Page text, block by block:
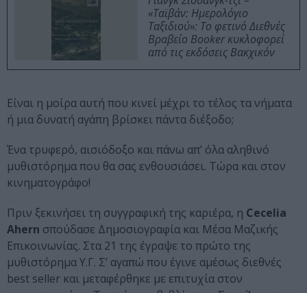
«Ταϊβάν: Ημερολόγιο
Ταξιδιού»: Το φετινό Διεθνές
Βραβείο Booker κυκλοφορεί
από τις εκδόσεις Βακχικόν
Είναι η μοίρα αυτή που κινεί μέχρι το τέλος τα νήματα
ή μια δυνατή αγάπη βρίσκει πάντα διέξοδο;
Ένα τρυφερό, αισιόδοξο και πάνω απ’ όλα αληθινό
μυθιστόρημα που θα σας ενθουσιάσει. Τώρα και στον
κινηματογράφο!
Πριν ξεκινήσει τη συγγραφική της καριέρα, η Cecelia
Ahern σπούδασε Δημοσιογραφία και Μέσα Μαζικής
Επικοινωνίας. Στα 21 της έγραψε το πρώτο της
μυθιστόρημα Υ.Γ. Σ’ αγαπώ που έγινε αμέσως διεθνές
best seller και μεταφέρθηκε με επιτυχία στον